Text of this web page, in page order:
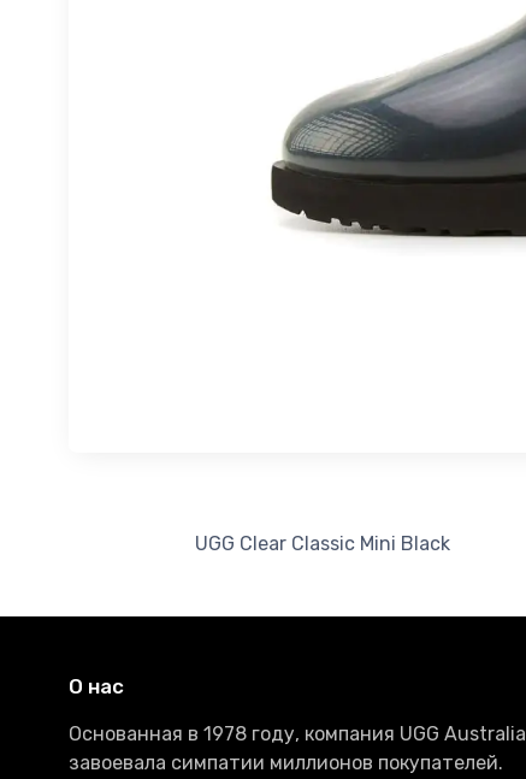
UGG Clear Classic Mini Black
О нас
Основанная в 1978 году, компания UGG Australia
завоевала симпатии миллионов покупателей.